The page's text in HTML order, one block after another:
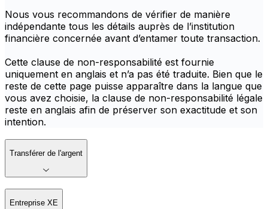
Nous vous recommandons de vérifier de manière
indépendante tous les détails auprès de l’institution
financière concernée avant d’entamer toute transaction.
Cette clause de non-responsabilité est fournie
uniquement en anglais et n’a pas été traduite. Bien que le
reste de cette page puisse apparaître dans la langue que
vous avez choisie, la clause de non-responsabilité légale
reste en anglais afin de préserver son exactitude et son
intention.
Transférer de l'argent
Entreprise XE